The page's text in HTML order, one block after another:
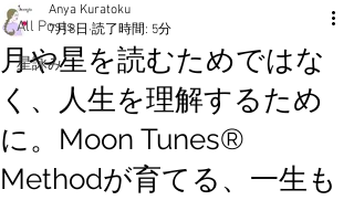
All Posts
星詠み
月や星を読むためではな
く、人生を理解するため
に。Moon Tunes®
Methodが育てる、一生も
Anya Kuratoku
7月8日 読了時間: 5分